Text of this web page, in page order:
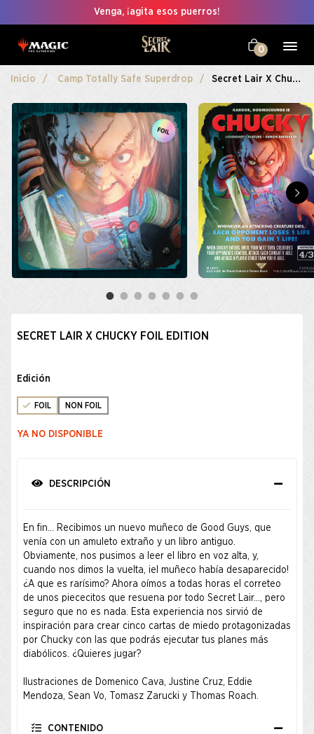
Venga, ¡agita esos puerros!
0
Inicio Camp Totally Safe Superdrop Secret Lair X Chucky Foil Edition
SECRET LAIR X CHUCKY FOIL EDITION
Edición
FOIL NON FOIL
YA NO DISPONIBLE
DESCRIPCIÓN
En fin... Recibimos un nuevo muñeco de Good Guys, que
venía con un amuleto extraño y un libro antiguo.
Obviamente, nos pusimos a leer el libro en voz alta, y,
cuando nos dimos la vuelta, ¡el muñeco había desaparecido!
¿A que es rarísimo? Ahora oímos a todas horas el correteo
de unos piececitos que resuena por todo Secret Lair..., pero
seguro que no es nada. Esta experiencia nos sirvió de
inspiración para crear cinco cartas de miedo protagonizadas
por Chucky con las que podrás ejecutar tus planes más
diabólicos. ¿Quieres jugar?
Ilustraciones de Domenico Cava, Justine Cruz, Eddie
Mendoza, Sean Vo, Tomasz Zarucki y Thomas Roach.
CONTENIDO